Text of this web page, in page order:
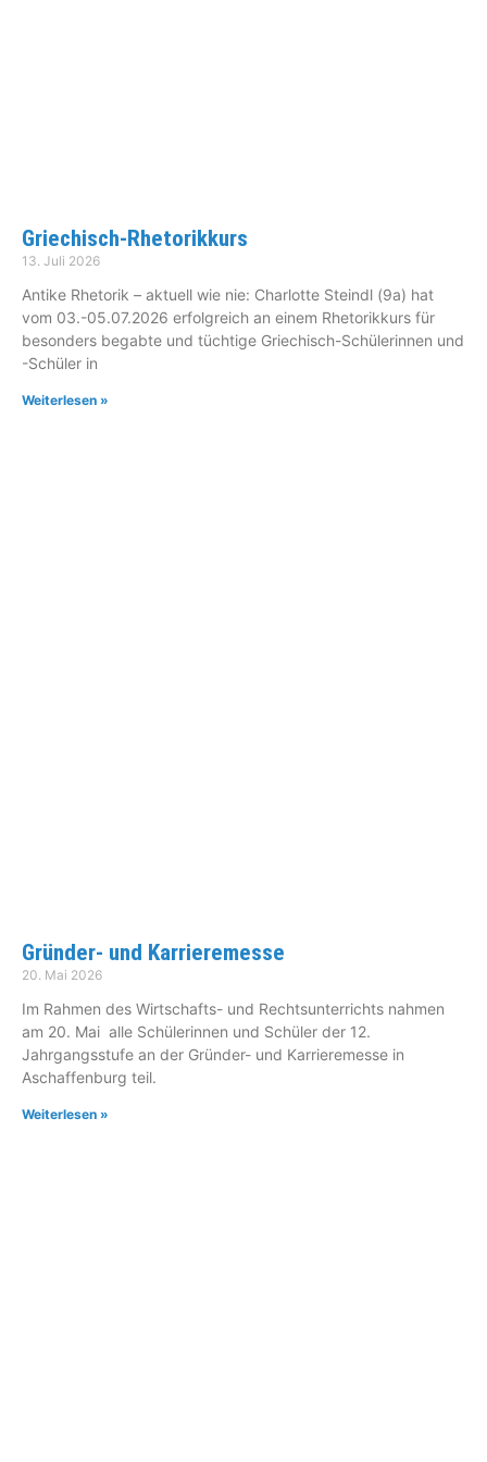
Griechisch-Rhetorikkurs
13. Juli 2026
Antike Rhetorik – aktuell wie nie: Charlotte Steindl (9a) hat
vom 03.-05.07.2026 erfolgreich an einem Rhetorikkurs für
besonders begabte und tüchtige Griechisch-Schülerinnen und
-Schüler in
Weiterlesen »
Gründer- und Karrieremesse
20. Mai 2026
Im Rahmen des Wirtschafts- und Rechtsunterrichts nahmen
am 20. Mai alle Schülerinnen und Schüler der 12.
Jahrgangsstufe an der Gründer- und Karrieremesse in
Aschaffenburg teil.
Weiterlesen »